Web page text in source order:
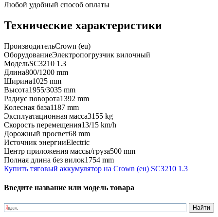
Любой удобный способ оплаты
Технические характеристики
ПроизводительCrown (eu)
ОборудованиеЭлектропогрузчик вилочный
МодельSC3210 1.3
Длина800/1200 mm
Ширина1025 mm
Высота1955/3035 mm
Радиус поворота1392 mm
Колесная база1187 mm
Эксплуатационная масса3155 kg
Скорость перемещения13/15 km/h
Дорожный просвет68 mm
Источник энергииElectric
Центр приложения массы/груза500 mm
Полная длина без вилок1754 mm
Купить тяговый аккумулятор на Crown (eu) SC3210 1.3
Введите название или модель товара